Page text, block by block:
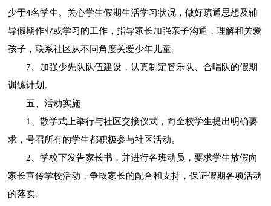
少于4名学生。关心学生假期生活学习状况，做好疏通思想及辅
导假期作业或学习的工作，指导家长加强亲子沟通，理解和关爱
孩子，联系社区从不同角度关爱少年儿童。
7、加强少先队队伍建设，认真制定管乐队、合唱队的假期
训练计划。
五、活动实施
1、散学式上举行与社区交接仪式，向全校学生提出明确要
求，号召所有的学生都积极参与社区活动。
2、学校下发告家长书，并进行各班动员，要求学生放假向
家长宣传学校活动，争取家长的配合和支持，保证假期各项活动
的落实。